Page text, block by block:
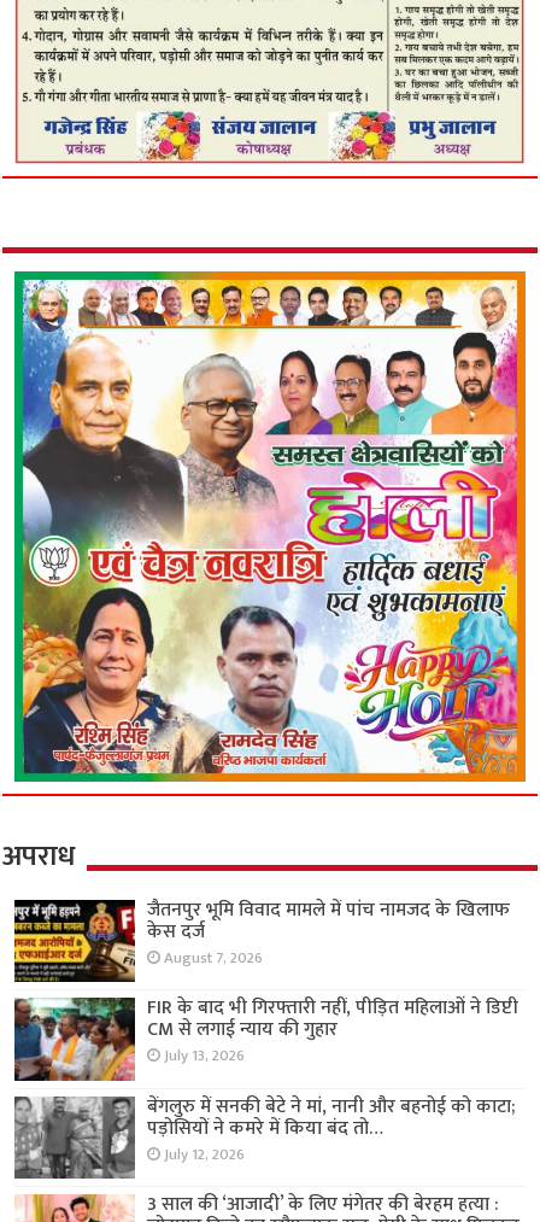
अपराध
जैतनपुर भूमि विवाद मामले में पांच नामजद के खिलाफ
केस दर्ज
August 7, 2026
FIR के बाद भी गिरफ्तारी नहीं, पीड़ित महिलाओं ने डिप्टी
CM से लगाई न्याय की गुहार
July 13, 2026
बेंगलुरु में सनकी बेटे ने मां, नानी और बहनोई को काटा;
पड़ोसियों ने कमरे में किया बंद तो…
July 12, 2026
3 साल की ‘आजादी’ के लिए मंगेतर की बेरहम हत्या :